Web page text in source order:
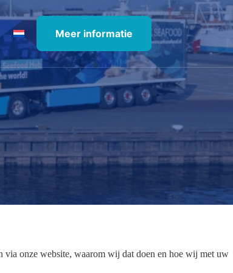
Meer informatie
via onze website, waarom wij dat doen en hoe wij met uw